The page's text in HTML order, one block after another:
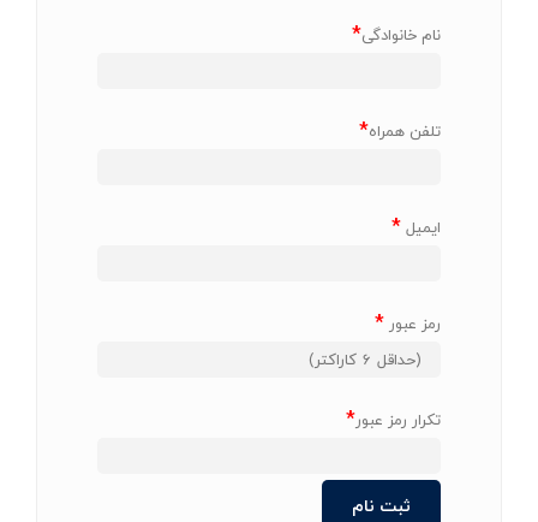
نام خانوادگی*
تلفن همراه*
ایمیل*
رمز عبور *
تکرار رمز عبور*